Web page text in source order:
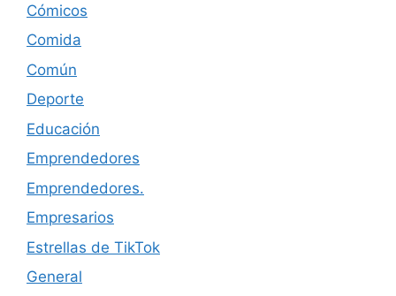
Cómicos
Comida
Común
Deporte
Educación
Emprendedores
Emprendedores.
Empresarios
Estrellas de TikTok
General